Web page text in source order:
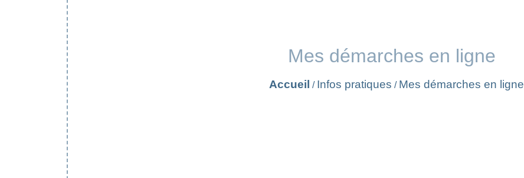
Mes démarches en ligne
Accueil / Infos pratiques / Mes démarches en ligne